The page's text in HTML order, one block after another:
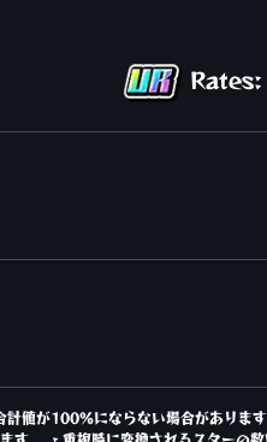
Rates:
値が100%にならない場合があり